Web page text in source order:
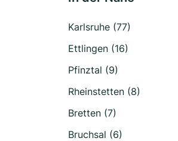
Karlsruhe (77)
Ettlingen (16)
Pfinztal (9)
Rheinstetten (8)
Bretten (7)
Bruchsal (6)